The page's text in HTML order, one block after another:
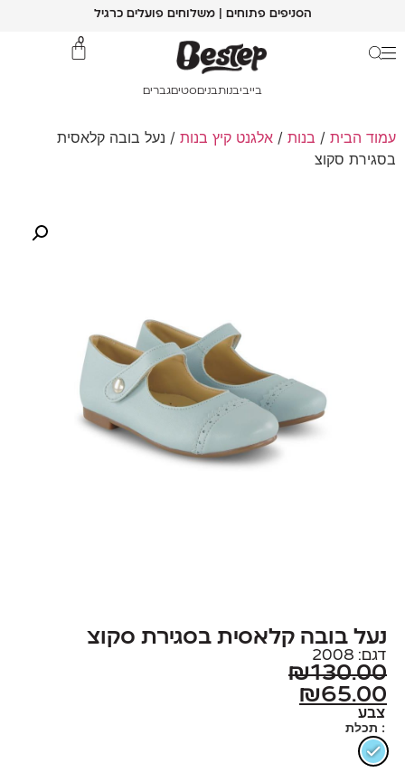
הסניפים פתוחים | משלוחים פועלים כרגיל
0
בייביבנות בנים סטיםגברים
עמוד הבית / בנות / אלגנט קיץ בנות / נעל בובה קלאסית
בסגירת סקוצ
נעל בובה קלאסית בסגירת סקוצ
דגם: 2008
₪130.00
₪65.00
צבע
: תכלת